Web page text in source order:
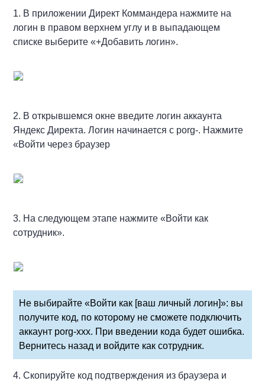
1. В приложении Директ Коммандера нажмите на
логин в правом верхнем углу и в выпадающем
списке выберите «+Добавить логин».
2. В открывшемся окне введите логин аккаунта
Яндекс Директа. Логин начинается с porg-. Нажмите
«Войти через браузер
3. На следующем этапе нажмите «Войти как
сотрудник».
Не выбирайте «Войти как [ваш личный логин]»: вы
получите код, по которому не сможете подключить
аккаунт porg-xxx. При введении кода будет ошибка.
Вернитесь назад и войдите как сотрудник.
4. Скопируйте код подтверждения из браузера и